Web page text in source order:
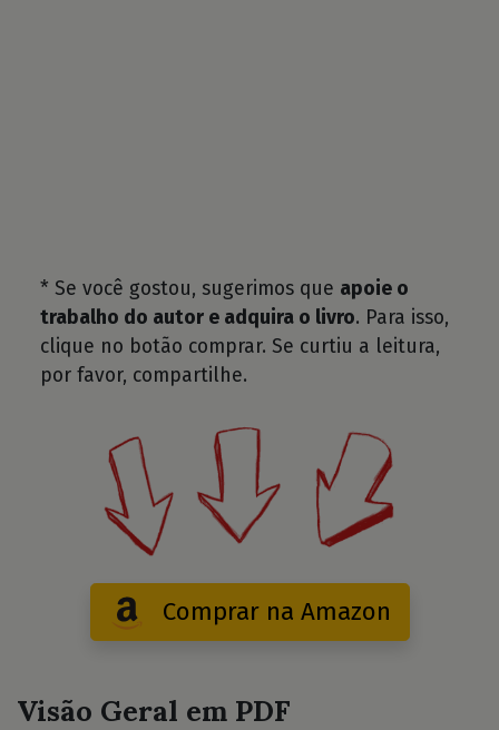
* Se você gostou, sugerimos que apoie o
trabalho do autor e adquira o livro. Para isso,
clique no botão comprar. Se curtiu a leitura,
por favor, compartilhe.
Comprar na Amazon
Visão Geral em PDF